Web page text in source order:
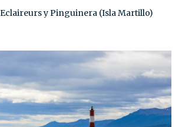
Eclaireurs y Pinguinera (Isla Martillo)